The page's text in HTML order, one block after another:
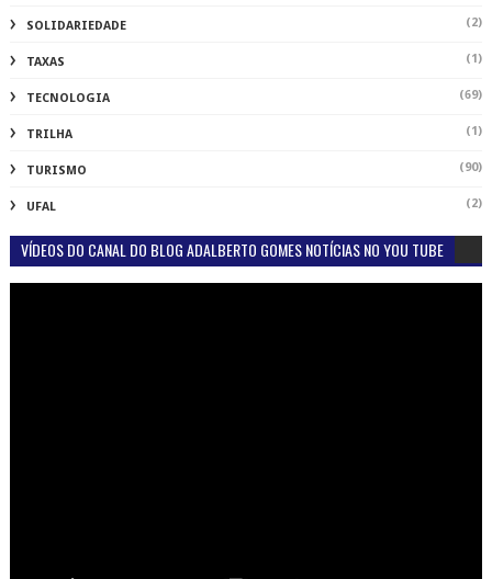
SOLIDARIEDADE (2)
TAXAS (1)
TECNOLOGIA (69)
TRILHA (1)
TURISMO (90)
UFAL (2)
VÍDEOS DO CANAL DO BLOG ADALBERTO GOMES NOTÍCIAS NO YOU TUBE